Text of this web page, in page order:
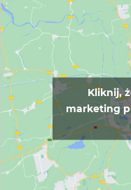
Kliknij,
marketing